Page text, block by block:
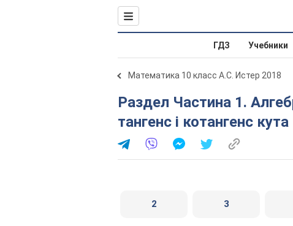
ГДЗ Учебники
Математика 10 класс А.С. Истер 2018
Раздел Частина 1. Алгебра. § 7. Синус, косинус,
тангенс і котангенс кута
2 3